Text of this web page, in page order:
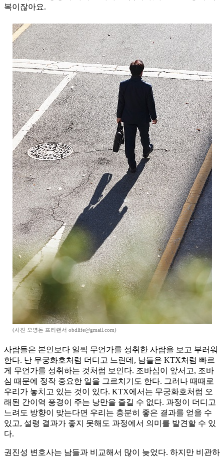
복이잖아요.
(사진 오병돈 프리랜서 obdlife@gmail.com)
사람들은 본인보다 일찍 무언가를 성취한 사람을 보고 부러워
한다. 난 무궁화호처럼 더디고 느린데, 남들은 KTX처럼 빠르
게 무언가를 성취하는 것처럼 보인다. 조바심이 앞서고, 조바
심 때문에 정작 중요한 일을 그르치기도 한다. 그러나 때때로
우리가 놓치고 있는 것이 있다. KTX에서는 무궁화호처럼 오
래된 간이역 풍경이 주는 낭만을 즐길 수 없다. 과정이 더디고
느려도 방향이 맞는다면 우리는 충분히 좋은 결과를 얻을 수
있고, 설령 결과가 좋지 못해도 과정에서 의미를 발견할 수 있
다.
권진성 변호사는 남들과 비교해서 많이 늦었다. 하지만 비관하